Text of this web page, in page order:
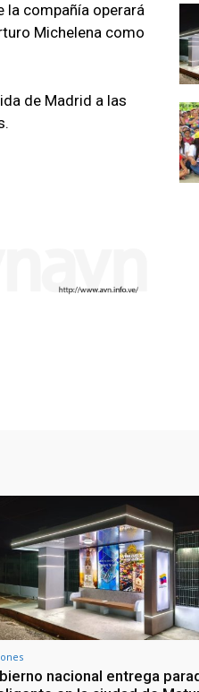
compañía operará
Michelena como
de Madrid a las
nacional entrega